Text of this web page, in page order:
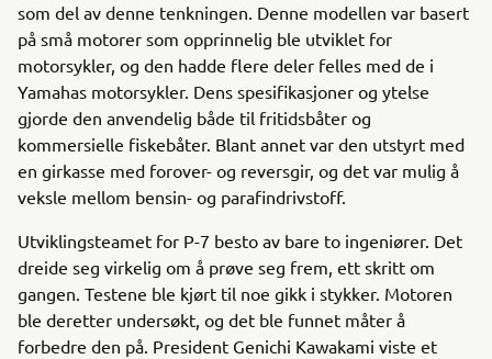
som del av denne tenkningen. Denne modellen var basert
på små motorer som opprinnelig ble utviklet for
motorsykler, og den hadde flere deler felles med de i
Yamahas motorsykler. Dens spesifikasjoner og ytelse
gjorde den anvendelig både til fritidsbåter og
kommersielle fiskebåter. Blant annet var den utstyrt med
en girkasse med forover- og reversgir, og det var mulig å
veksle mellom bensin- og parafindrivstoff.
Utviklingsteamet for P-7 besto av bare to ingeniører. Det
dreide seg virkelig om å prøve seg frem, ett skritt om
gangen. Testene ble kjørt til noe gikk i stykker. Motoren
ble deretter undersøkt, og det ble funnet måter å
forbedre den på. President Genichi Kawakami viste et